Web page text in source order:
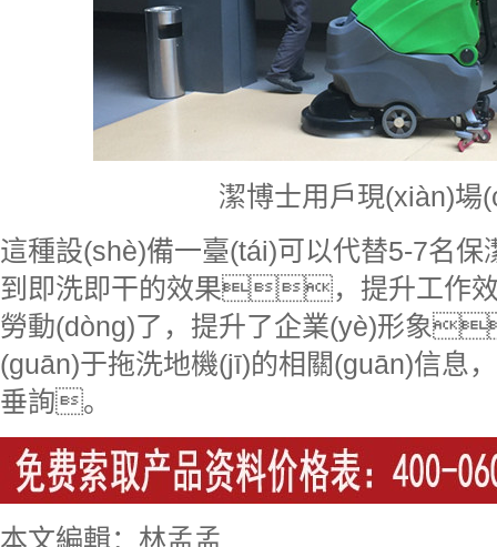
潔博士用戶現(xiàn)場
這種設(shè)備一臺(tái)可以代替5-7名
到即洗即干的效果，提升工作效
勞動(dòng)了，提升了企業(yè)形象
(guān)于拖洗地機(jī)的相關(guān)信息
垂詢。
本文編輯：林孟孟